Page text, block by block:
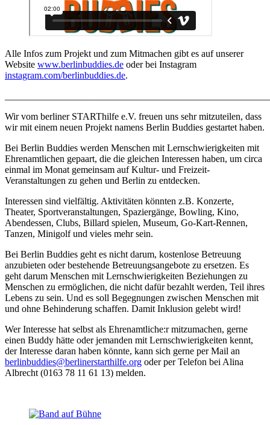
Alle Infos zum Projekt und zum Mitmachen gibt es auf unserer
Website www.berlinbuddies.de oder bei Instagram
instagram.com/berlinbuddies.de.
Wir vom berliner STARThilfe e.V. freuen uns sehr mitzuteilen, dass
wir mit einem neuen Projekt namens Berlin Buddies gestartet haben.
Bei Berlin Buddies werden Menschen mit Lernschwierigkeiten mit
Ehrenamtlichen gepaart, die die gleichen Interessen haben, um circa
einmal im Monat gemeinsam auf Kultur- und Freizeit-
Veranstaltungen zu gehen und Berlin zu entdecken.
Interessen sind vielfältig. Aktivitäten könnten z.B. Konzerte,
Theater, Sportveranstaltungen, Spaziergänge, Bowling, Kino,
Abendessen, Clubs, Billard spielen, Museum, Go-Kart-Rennen,
Tanzen, Minigolf und vieles mehr sein.
Bei Berlin Buddies geht es nicht darum, kostenlose Betreuung
anzubieten oder bestehende Betreuungsangebote zu ersetzen. Es
geht darum Menschen mit Lernschwierigkeiten Beziehungen zu
Menschen zu ermöglichen, die nicht dafür bezahlt werden, Teil ihres
Lebens zu sein. Und es soll Begegnungen zwischen Menschen mit
und ohne Behinderung schaffen. Damit Inklusion gelebt wird!
Wer Interesse hat selbst als Ehrenamtliche:r mitzumachen, gerne
einen Buddy hätte oder jemanden mit Lernschwierigkeiten kennt,
der Interesse daran haben könnte, kann sich gerne per Mail an
berlinbuddies@berlinerstarthilfe.org oder per Telefon bei Alina
Albrecht (0163 78 11 61 13) melden.